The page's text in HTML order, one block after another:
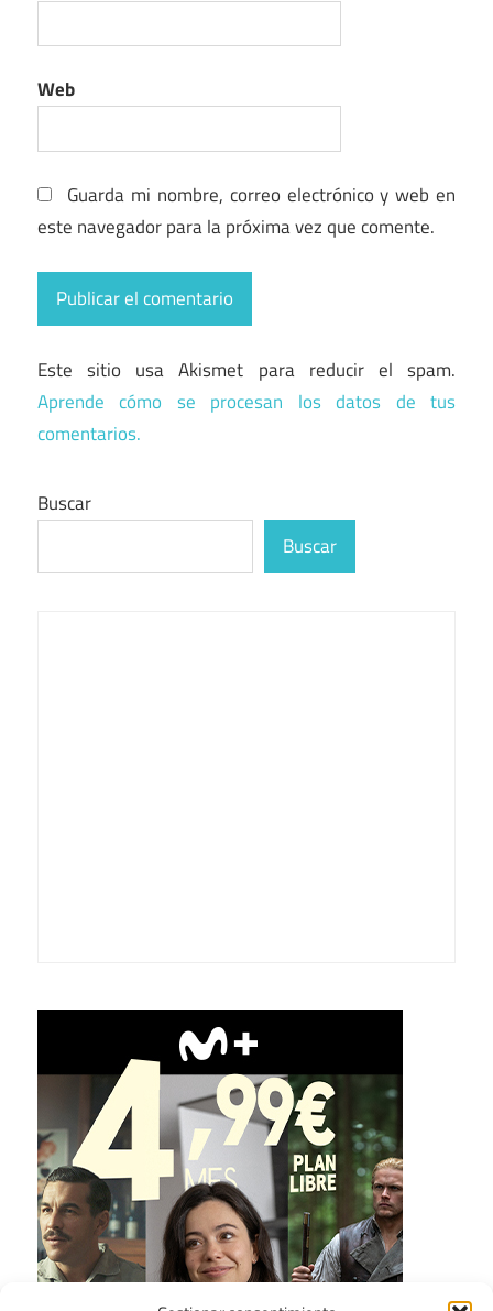
Web
Guarda mi nombre, correo electrónico y web en
este navegador para la próxima vez que comente.
Este sitio usa Akismet para reducir el spam.
Aprende cómo se procesan los datos de tus
comentarios.
Buscar
Buscar